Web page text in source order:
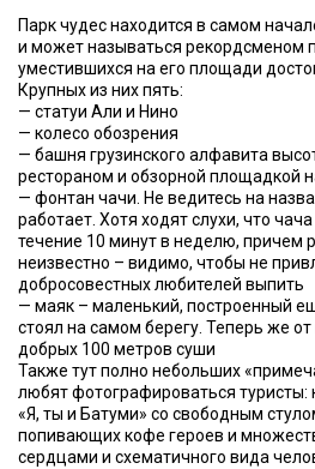
Парк чудес находится в самом
и может называться рекордсменом
уместившихся на его площади
Крупных из них пять:
— статуи Али и Нино
— колесо обозрения
— башня грузинского алфавита
рестораном и обзорной площадкой
— фонтан чачи. Не ведитесь на
работает. Хотя ходят слухи, что
течение 10 минут в неделю, причем
неизвестно – видимо, чтобы не
добросовестных любителей выпить
— маяк – маленький, построенный
стоял на самом берегу. Теперь же
добрых 100 метров суши
Также тут полно небольших
любят фотографироваться туристы:
«Я, ты и Батуми» со свободным
попивающих кофе героев и
сердцами и схематичного вида